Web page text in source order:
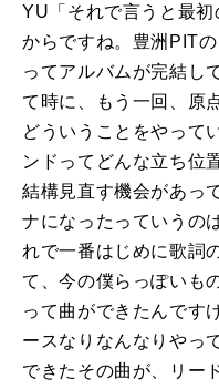
YU「それで言うと最
からですね。豊洲PIT
ってアルバムが完結し
て時に、もう一回、原
どういうことをやって
ンドってどんな立ち位
結構見直す機会があっ
ナになったっていうの
れで一番はじめに歌詞
て、今の僕らっぽいも
って曲ができたんです
ースなりなんなりやっ
できたその曲が、リー